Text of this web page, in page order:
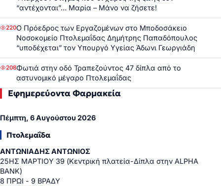
“αντέχονται”… Μαρία – Μάνο να ζήσετε!
220Ο Πρόεδρος των Εργαζομένων στο Μποδοσάκειο
Νοσοκομείο Πτολεμαΐδας Δημήτρης Παπαδόπουλος
“υποδέχεται” τον Υπουργό Υγείας Άδωνι Γεωργιάδη
208Φωτιά στην οδό Τραπεζούντος 47 δίπλα από το
αστυνομικό μέγαρο Πτολεμαΐδας
Εφημερεύοντα Φαρμακεία
Πέμπτη, 6 Αυγούστου 2026
Πτολεμαΐδα
ΑΝΤΩΝΙΑΔΗΣ ΑΝΤΩΝΙΟΣ
25ΗΣ ΜΑΡΤΙΟΥ 39 (Κεντρική πλατεία-Δίπλα στην ALPHA
BANK)
8 ΠΡΩΙ - 9 ΒΡΑΔΥ